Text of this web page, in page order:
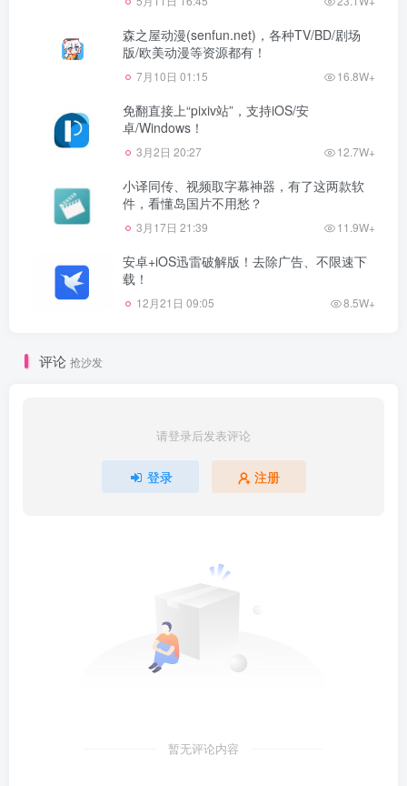
森之屋动漫(senfun.net)，各种TV/BD/剧场
版/欧美动漫等资源都有！
7月10日 01:15 16.8W+
免翻直接上“pixiv站”，支持iOS/安
卓/Windows！
3月2日 20:27 12.7W+
小译同传、视频取字幕神器，有了这两款软
件，看懂岛国片不用愁？
3月17日 21:39 11.9W+
安卓+iOS迅雷破解版！去除广告、不限速下
载！
12月21日 09:05 8.5W+
评论 抢沙发
请登录后发表评论
登录 注册
暂无评论内容